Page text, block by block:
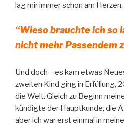
lag mir immer schon am Herzen.
“Wieso brauchte ich so
nicht mehr Passendem
Und doch – es kam etwas
zweiten Kind ging in Erfüllung,
die Welt. Gleich zu Beginn
kündigte der Hauptkunde, die
aber ich war erst einmal in